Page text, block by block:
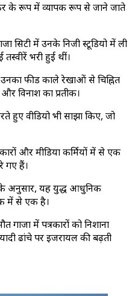
के रूप में व्यापक रूप से जाने जाते
सिटी में उनके निजी स्टूडियो में ली
भरी हुई थीं।
फीड काले रेखाओं से चिह्नित
विनाश का प्रतीक।
हुए वीडियो भी साझा किए, जो
और मीडिया कर्मियों में से एक
गए हैं।
के अनुसार, यह युद्ध आधुनिक
में से एक है।
गाजा में पत्रकारों को निशाना
ढांचे पर इजरायल की बढ़ती